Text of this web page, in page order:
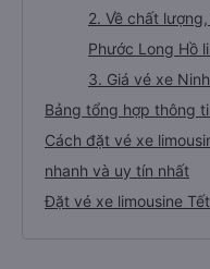
2. Về chất
Phước Long Hồ
3. Giá vé xe
Bảng tổng hợp thông
Cách đặt vé xe
nhanh và uy tín nhất
Đặt vé xe limousine